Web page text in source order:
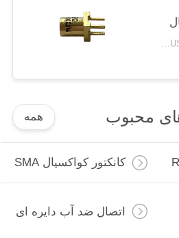
USD 0.3 per pcs MOQ:1000 عدد
محبوب همه
کانکتور کواکسیال SMA
اتصال ضد آب دایره ای